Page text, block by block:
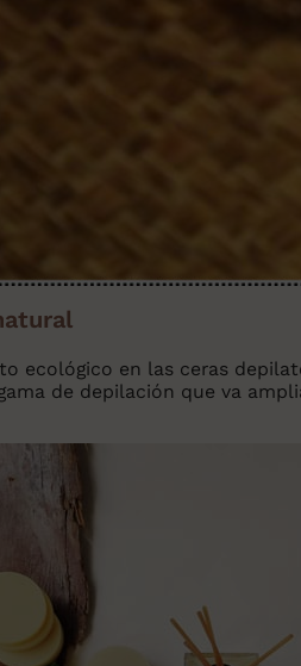
ecológico en las ceras
de depilación que va